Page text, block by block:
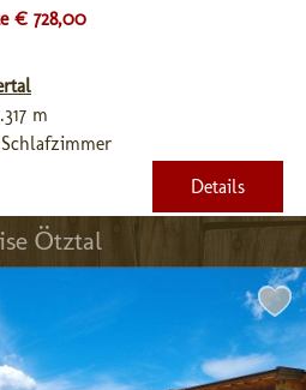
€ 728,00
m
Details
Ötztal